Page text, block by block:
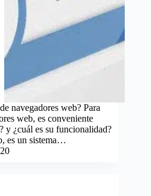
navegadores web? Para
web, es conveniente
y ¿cuál es su funcionalidad?
es un sistema…